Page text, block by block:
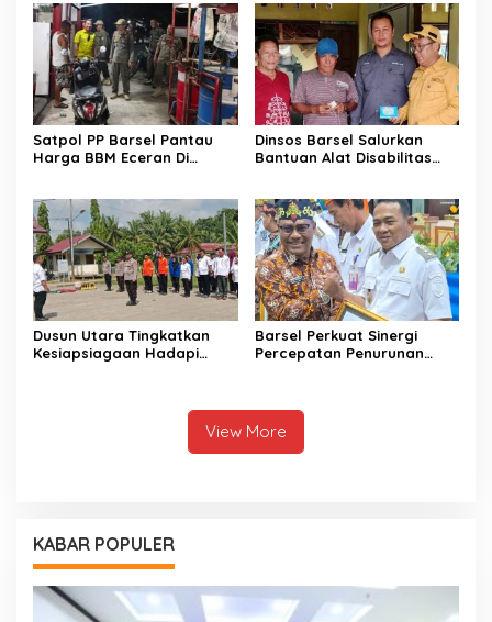
Satpol PP Barsel Pantau
Harga BBM Eceran Di
Dinsos Barsel Salurkan
Bantuan Alat Disabilitas
Dusun Utara Tingkatkan
Kesiapsiagaan Hadapi
Barsel Perkuat Sinergi
Percepatan Penurunan
View More
KABAR POPULER